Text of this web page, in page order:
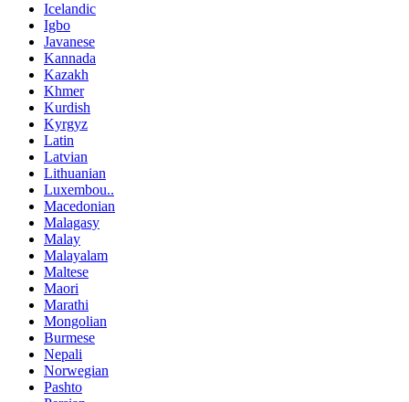
Icelandic
Igbo
Javanese
Kannada
Kazakh
Khmer
Kurdish
Kyrgyz
Latin
Latvian
Lithuanian
Luxembou..
Macedonian
Malagasy
Malay
Malayalam
Maltese
Maori
Marathi
Mongolian
Burmese
Nepali
Norwegian
Pashto